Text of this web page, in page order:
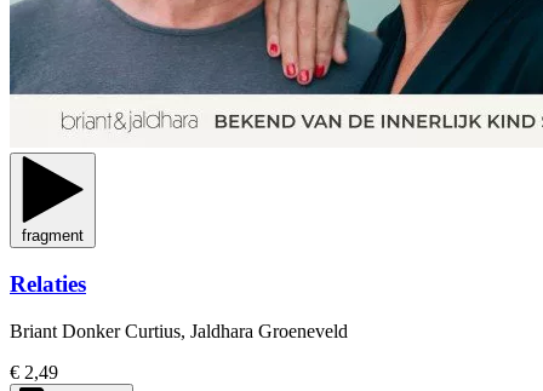
fragment
Relaties
Briant Donker Curtius, Jaldhara Groeneveld
€ 2,49